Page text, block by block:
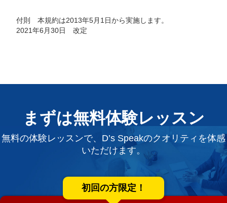
付則 本規約は2013年5月1日から実施します。
2021年6月30日 改定
まずは無料体験レッスン
無料の体験レッスンで、D’s Speakのクオリティを体感
いただけます。
初回の方限定！